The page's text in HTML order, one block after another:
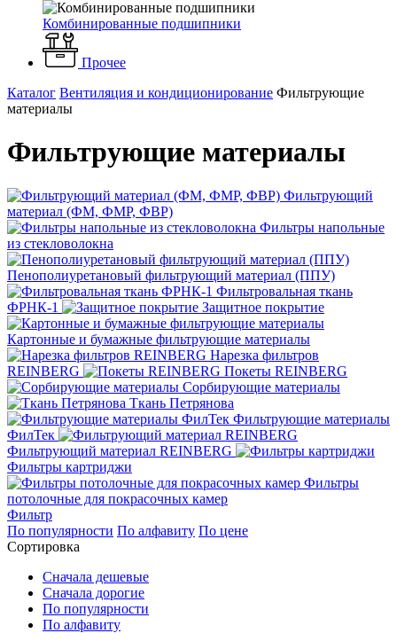
Комбинированные подшипники
Прочее
Каталог Вентиляция и кондиционирование Фильтрующие
материалы
Фильтрующие материалы
Фильтрующий
материал (ФМ, ФМР, ФВР)
Фильтры напольные
из стекловолокна
Пенополиуретановый фильтрующий материал (ППУ)
Фильтровальная ткань
ФРНК-1
Защитное покрытие
Картонные и бумажные фильтрующие материалы
Нарезка фильтров
REINBERG
Покеты REINBERG
Сорбирующие материалы
Ткань Петрянова
Фильтрующие материалы
ФилТек
Фильтрующий материал REINBERG
Фильтры картриджи
Фильтры
потолочные для покрасочных камер
Фильтр
По популярности По алфавиту По цене
Сортировка
Сначала дешевые
Сначала дорогие
По популярности
По алфавиту